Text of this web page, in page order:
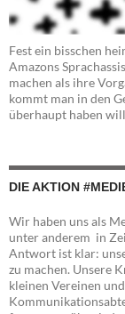
Fest ein bisschen
Amazons
machen als ihre
kommt man in den
überhaupt haben
DIE AKTION
Wir haben uns als
unter anderem in
Antwort ist klar:
zu machen. Unsere
kleinen Vereinen